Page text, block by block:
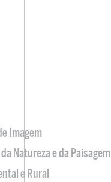
Imagem
Natureza e da Paisagem
e Rural